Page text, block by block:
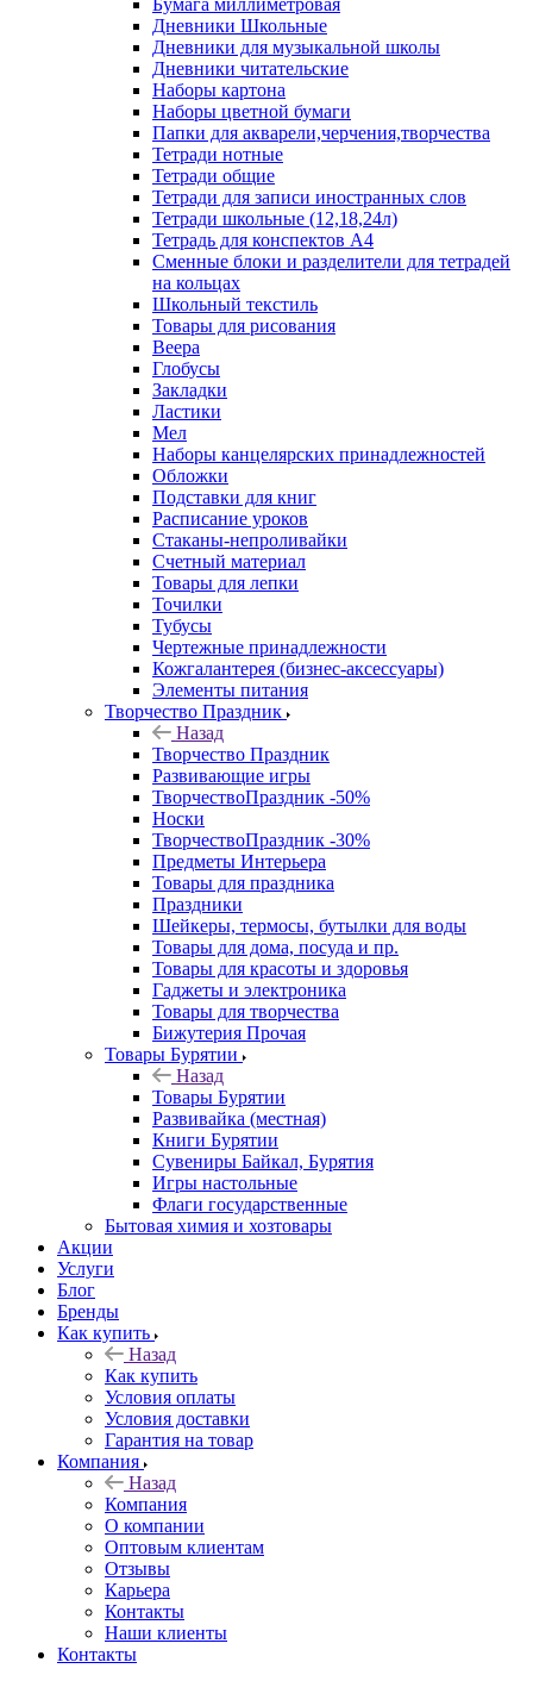
Бумага миллиметровая
Дневники Школьные
Дневники для музыкальной школы
Дневники читательские
Наборы картона
Наборы цветной бумаги
Папки для акварели,черчения,творчества
Тетради нотные
Тетради общие
Тетради для записи иностранных слов
Тетради школьные (12,18,24л)
Тетрадь для конспектов А4
Сменные блоки и разделители для тетрадей
на кольцах
Школьный текстиль
Товары для рисования
Веера
Глобусы
Закладки
Ластики
Мел
Наборы канцелярских принадлежностей
Обложки
Подставки для книг
Расписание уроков
Стаканы-непроливайки
Счетный материал
Товары для лепки
Точилки
Тубусы
Чертежные принадлежности
Кожгалантерея (бизнес-аксессуары)
Элементы питания
Творчество Праздник
Назад
Творчество Праздник
Развивающие игры
ТворчествоПраздник -50%
Носки
ТворчествоПраздник -30%
Предметы Интерьера
Товары для праздника
Праздники
Шейкеры, термосы, бутылки для воды
Товары для дома, посуда и пр.
Товары для красоты и здоровья
Гаджеты и электроника
Товары для творчества
Бижутерия Прочая
Товары Бурятии
Назад
Товары Бурятии
Развивайка (местная)
Книги Бурятии
Сувениры Байкал, Бурятия
Игры настольные
Флаги государственные
Бытовая химия и хозтовары
Акции
Услуги
Блог
Бренды
Как купить
Назад
Как купить
Условия оплаты
Условия доставки
Гарантия на товар
Компания
Назад
Компания
О компании
Оптовым клиентам
Отзывы
Карьера
Контакты
Наши клиенты
Контакты